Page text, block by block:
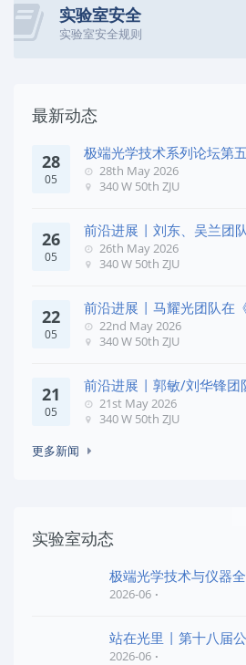
实验室安全
实验室安全规则
最新动态
28
05
极端光学技术系列论坛第
28th May 2026
340 W 50th ZJU
26
05
前沿进展 | 刘东、吴兰团
26th May 2026
340 W 50th ZJU
22
05
前沿进展 | 马耀光团队在
几何相位
22nd May 2026
340 W 50th ZJU
21
05
前沿进展 | 郭敏/刘华锋团
Commun
21st May 2026
340 W 50th ZJU
更多新闻
实验室动态
极端光学技术与仪器
2026-06
站在光里 | 第十八届
2026-06